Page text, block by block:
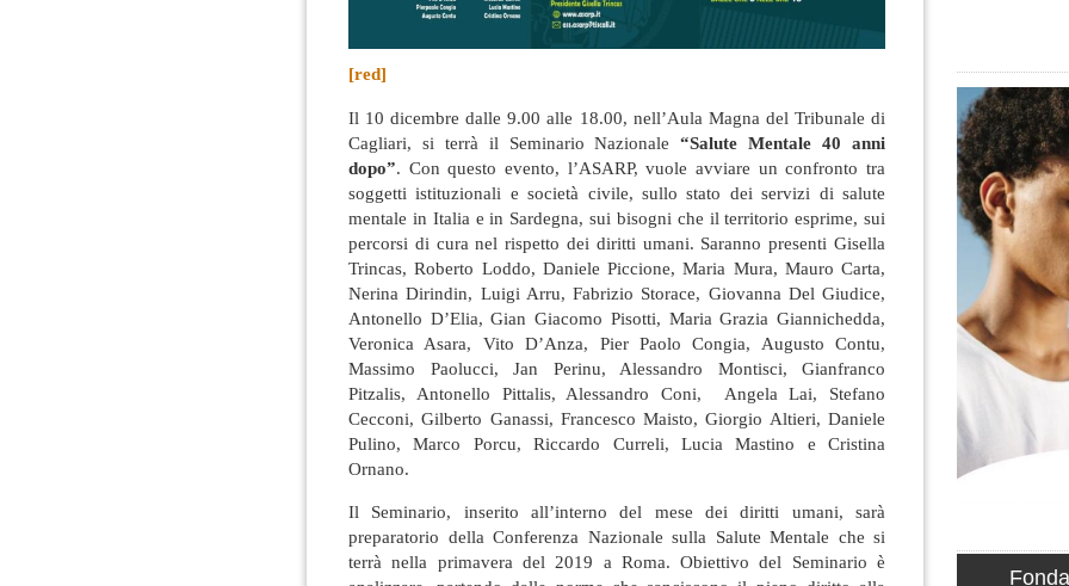
[red]
Il 10 dicembre dalle 9.00 alle 18.00, nell’Aula Magna del Tribunale di
Cagliari, si terrà il Seminario Nazionale“Salute Mentale 40 anni
dopo”. Con questo evento, l’ASARP, vuole avviare un confronto tra
soggetti istituzionali e società civile, sullo stato dei servizi di salute
mentale in Italia e in Sardegna, sui bisogni che il territorio esprime, sui
percorsi di cura nel rispetto dei diritti umani. Saranno presenti Gisella
Trincas, Roberto Loddo, Daniele Piccione, Maria Mura, Mauro Carta,
Nerina Dirindin, Luigi Arru, Fabrizio Storace, Giovanna Del Giudice,
Antonello D’Elia, Gian Giacomo Pisotti, Maria Grazia Giannichedda,
Veronica Asara, Vito D’Anza, Pier Paolo Congia, Augusto Contu,
Massimo Paolucci, Jan Perinu, Alessandro Montisci, Gianfranco
Pitzalis, Antonello Pittalis, Alessandro Coni, Angela Lai, Stefano
Cecconi, Gilberto Ganassi, Francesco Maisto, Giorgio Altieri, Daniele
Pulino, Marco Porcu, Riccardo Curreli, Lucia Mastino e Cristina
Ornano.
Il Seminario, inserito all’interno del mese dei diritti umani, sarà
preparatorio della Conferenza Nazionale sulla Salute Mentale che si
terrà nella primavera del 2019 a Roma. Obiettivo del Seminario è